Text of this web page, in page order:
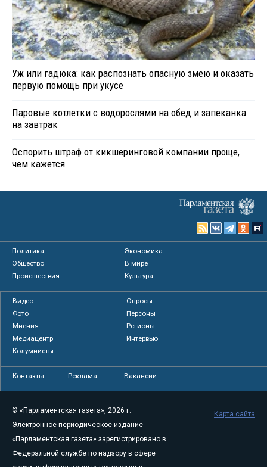
Уж или гадюка: как распознать опасную змею и оказать
первую помощь при укусе
Паровые котлетки с водорослями на обед и запеканка
на завтрак
Оспорить штраф от кикшеринговой компании проще,
чем кажется
Политика
Экономика
Общество
В мире
Происшествия
Культура
Видео
Опросы
Фото
Персоны
Мнения
Регионы
Медиацентр
Интервью
Колумнисты
Контакты Реклама Вакансии
© «Парламентская газета», 2026 г.
Электронное периодическое издание
«Парламентская газета» зарегистрировано в
Федеральной службе по надзору в сфере
Карта сайта